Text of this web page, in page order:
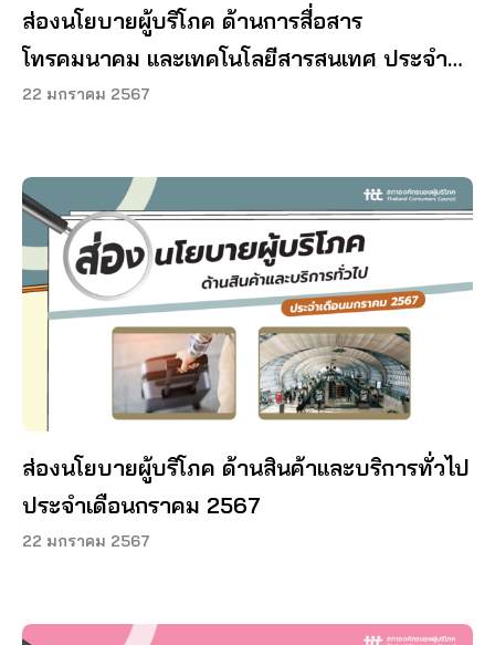
ส่องนโยบายผู้บริโภค ด้านการสื่อสาร
โทรคมนาคม และเทคโนโลยีสารสนเทศ ประจำ
เดือนมกราคม 2567
22 มกราคม 2567
ส่องนโยบายผู้บริโภค ด้านสินค้าและบริการทั่วไป
ประจำเดือนกราคม 2567
22 มกราคม 2567